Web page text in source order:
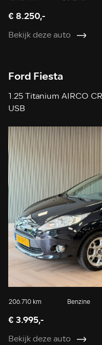
€ 8.250,-
Bekijk deze auto
Ford Fiesta
1.25 Titanium AIRCO
USB
206.710 km Benzine
€ 3.995,-
Bekijk deze auto